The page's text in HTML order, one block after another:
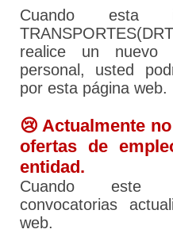
Cuando esta
realice un nuevo
personal, usted
por esta página web.
😢 Actualmente
ofertas de
entidad.
Cuando este
convocatorias
web.